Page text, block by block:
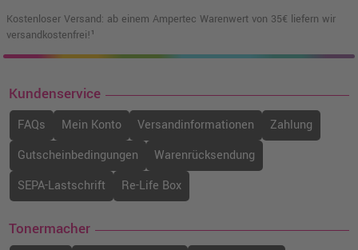
Kostenloser Versand: ab einem Ampertec Warenwert von 35€ liefern wir
versandkostenfrei!¹
Kundenservice
FAQs Mein Konto Versandinformationen
Zahlung
Gutscheinbedingungen
Warenrücksendung
SEPA-Lastschrift
Re-Life Box
Tonermacher